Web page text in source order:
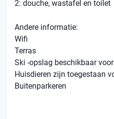
2: douche, wastafel en toilet
Andere informatie:
Wifi
Terras
Ski -opslag beschikbaar
Huisdieren zijn toegestaan
Buitenparkeren